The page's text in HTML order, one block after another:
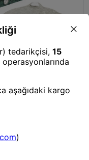
Paspas Seti
23122